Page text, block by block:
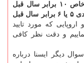
جاری تأمین واکسن آنفلوآنزا برای بیماران خاص ۱۰ برابر سال قبل
است در حالیکه تأمین واکسن برای مردم عادی ۵ یا ۶ برابر سال قبل
اروپایی که مورد تایید
و دقت نظر کافی
دیگر ایسنا درباره